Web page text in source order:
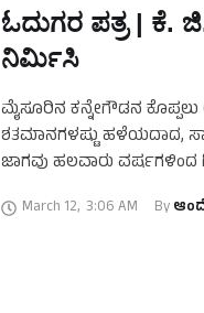
ಓದುಗರ ಪತ್ರ | ಕೆ.
ನಿರ್ಮಿಸಿ
ಮೈಸೂರಿನ ಕನ್ನೇಗೌಡನ ಕೊಪ್ಪಲು
ಶತಮಾನಗಳಷ್ಟು ಹಳೆಯದಾದ,
ಜಾಗವು ಹಲವಾರು ವರ್ಷಗಳಿಂದ
March 12, 3:06 AM By